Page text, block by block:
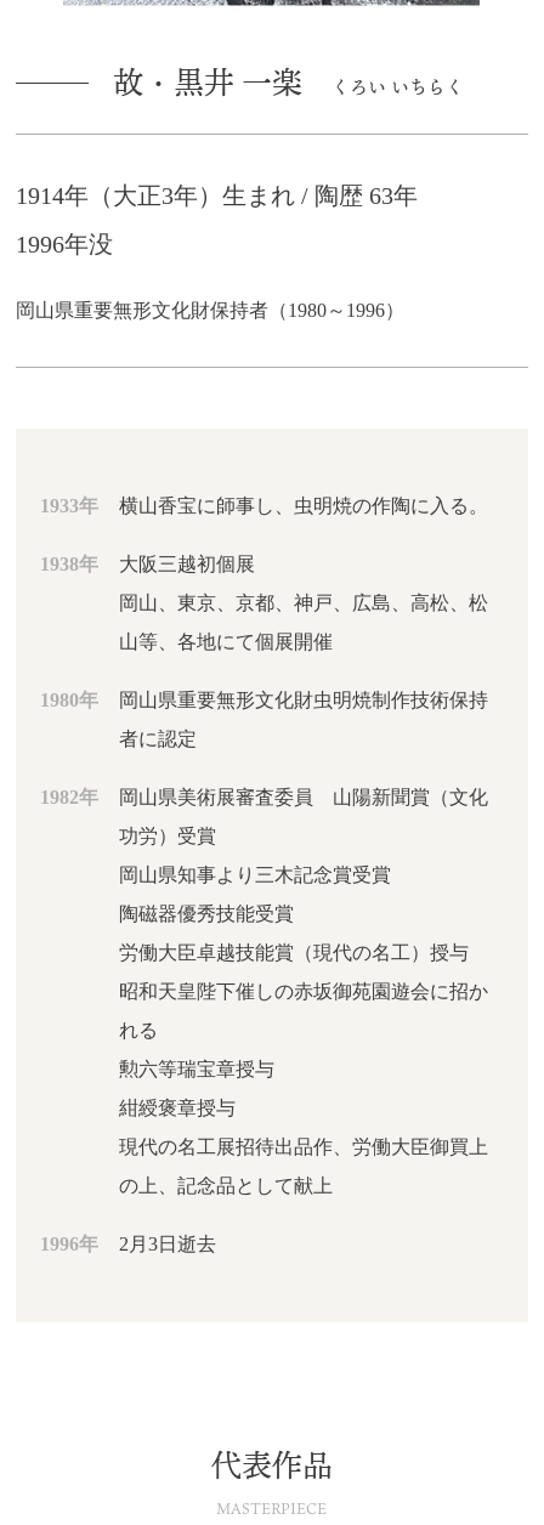
故・黒井 一楽 くろい いちらく
1914年（大正3年）生まれ / 陶歴 63年
1996年没
岡山県重要無形文化財保持者（1980～1996）
1933年 横山香宝に師事し、虫明焼の作陶に入る。
1938年
大阪三越初個展
岡山、東京、京都、神戸、広島、高松、松
山等、各地にて個展開催
1980年
岡山県重要無形文化財虫明焼制作技術保持
者に認定
1982年
岡山県美術展審査委員 山陽新聞賞（文化
功労）受賞
岡山県知事より三木記念賞受賞
陶磁器優秀技能受賞
労働大臣卓越技能賞（現代の名工）授与
昭和天皇陛下催しの赤坂御苑園遊会に招か
れる
勲六等瑞宝章授与
紺綬褒章授与
現代の名工展招待出品作、労働大臣御買上
の上、記念品として献上
1996年 2月3日逝去
代表作品
MASTERPIECE